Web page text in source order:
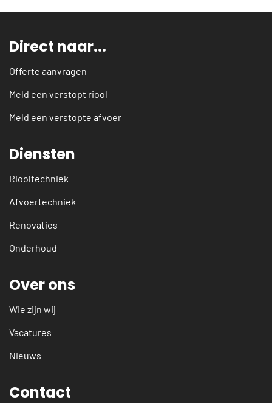
Direct naar...
Offerte aanvragen
Meld een verstopt riool
Meld een verstopte afvoer
Diensten
Riooltechniek
Afvoertechniek
Renovaties
Onderhoud
Over ons
Wie zijn wij
Vacatures
Nieuws
Contact